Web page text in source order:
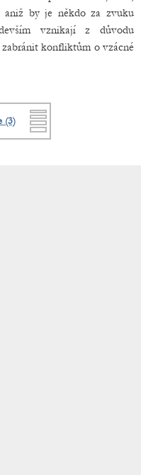
aniž by je někdo za zvuku
vznikají z důvodu
konfliktům o vzácné
(3)